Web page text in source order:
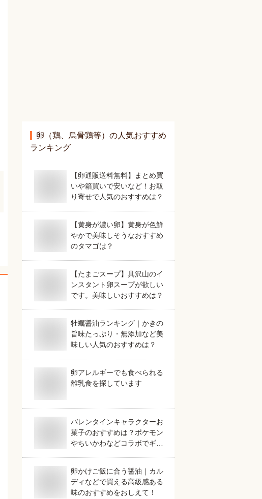
卵（鶏、烏骨鶏等） の人気おすすめ
ランキング
【卵通販送料無料】まとめ買
いや箱買いで安いなど！お取
り寄せで人気のおすすめは？
【黄身が濃い卵】黄身が色鮮
やかで美味しそうなおすすめ
のタマゴは？
【たまごスープ】具沢山のイ
ンスタント卵スープが欲しい
です。美味しいおすすめは？
牡蠣醤油ランキング｜かきの
旨味たっぷり・無添加など美
味しい人気のおすすめは？
卵アレルギーでも食べられる
離乳食を探しています
バレンタインキャラクターお
菓子のおすすめは？ポケモン
やちいかわなどコラボでギフ
卵かけご飯に合う醤油｜カル
ディなどで買える高級感ある
味のおすすめをおしえて！